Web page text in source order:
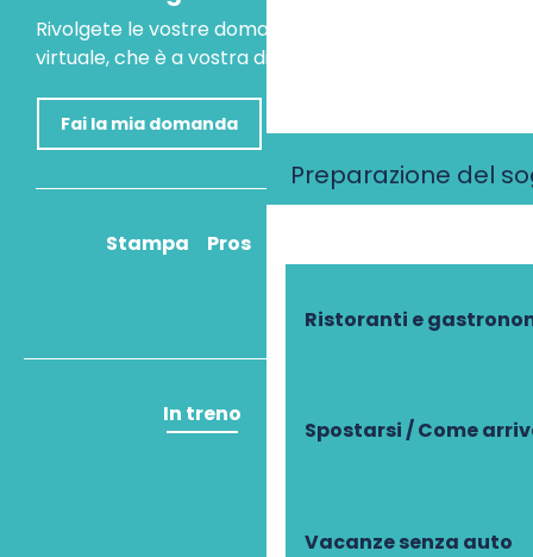
Preparazione del
Ristoranti e
Spostarsi / Come
Vacanze senza auto
Rivolgete le vostre domande al nostro assistente
virtuale, che è a vostra disposizione per aiutarvi.
Fai la mia domanda
Stampa Pros
In treno